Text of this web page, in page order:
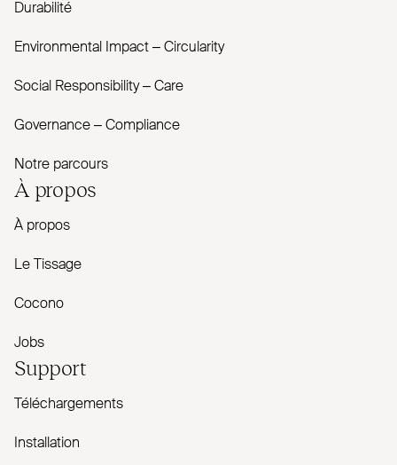
Durabilité
Envi­ronmental Impact – Cir­cularity
Social Responsibility – Care
Governance – Com­pliance
Notre parcours
À propos
À propos
Le Tissage
Cocono
Jobs
Support
Téléchargements
Installation